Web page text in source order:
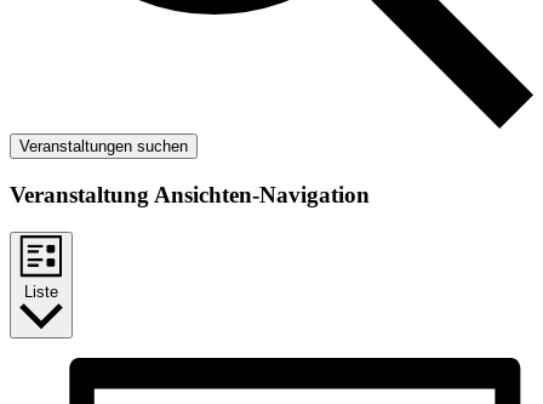
Veranstaltungen suchen
Veranstaltung Ansichten-Navigation
Liste